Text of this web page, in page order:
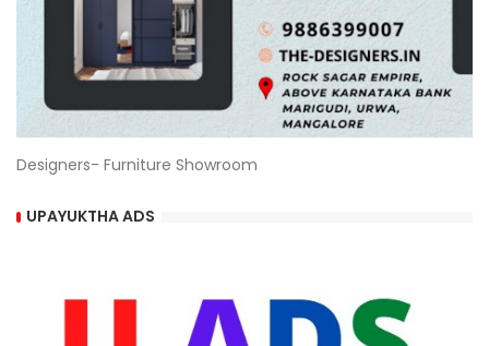
Designers- Furniture Showroom
UPAYUKTHA ADS